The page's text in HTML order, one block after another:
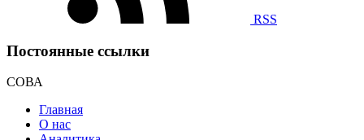
RSS
Постоянные ссылки
СОВА
Главная
О нас